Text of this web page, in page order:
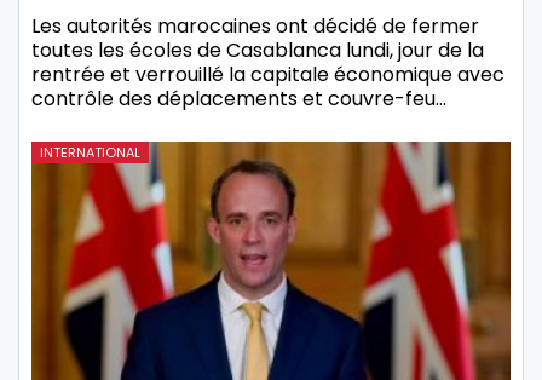
Les autorités marocaines ont décidé de fermer
toutes les écoles de Casablanca lundi, jour de la
rentrée et verrouillé la capitale économique avec
contrôle des déplacements et couvre-feu…
INTERNATIONAL